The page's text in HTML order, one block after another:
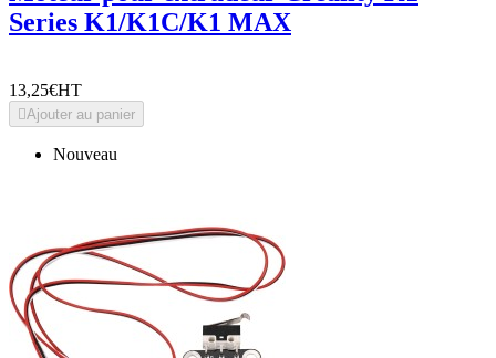
Series K1/K1C/K1 MAX
13,25€HT
Ajouter au panier
Nouveau